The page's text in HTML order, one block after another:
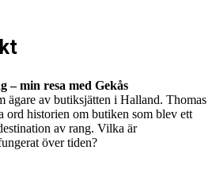
– min resa med Gekås
ägare av butiksjätten i Halland. Thomas
ord historien om butiken som blev ett
av rang. Vilka är
över tiden?